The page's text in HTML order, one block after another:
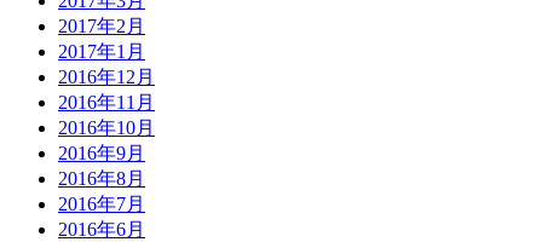
2017年2月
2017年1月
2016年12月
2016年11月
2016年10月
2016年9月
2016年8月
2016年7月
2016年6月